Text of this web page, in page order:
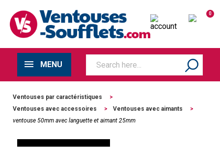
0
MENU
Ventouses par caractéristiques
>
Ventouses avec accessoires
> Ventouses avec aimants
>
ventouse 50mm avec languette et aimant 25mm